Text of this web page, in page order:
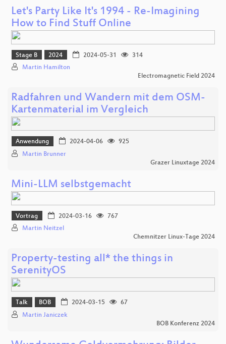
Let's Party Like It's 1994 - Re-Imagining
How to Find Stuff Online
Stage B 2024 2024-05-31
314
Martin Hamilton
Electromagnetic Field 2024
Radfahren und Wandern mit dem OSM-
Kartenmaterial im Vergleich
Anwendung 2024-04-06
925
Martin Brunner
Grazer Linuxtage 2024
Mini-LLM selbstgemacht
Vortrag 2024-03-16
767
Martin Neitzel
Chemnitzer Linux-Tage 2024
Property-testing all* the things in
SerenityOS
Talk BOB 2024-03-15
67
Martin Janiczek
BOB Konferenz 2024